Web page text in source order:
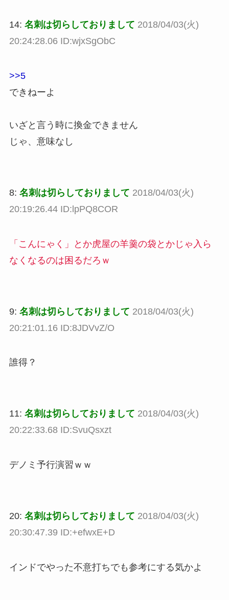
14: 名刺は切らしておりまして 2018/04/03(火)
20:24:28.06 ID:wjxSgObC
>>5
できねーよ
いざと言う時に換金できません
じゃ、意味なし
8: 名刺は切らしておりまして 2018/04/03(火)
20:19:26.44 ID:lpPQ8COR
「こんにゃく」とか虎屋の羊羹の袋とかじゃ入ら
なくなるのは困るだろｗ
9: 名刺は切らしておりまして 2018/04/03(火)
20:21:01.16 ID:8JDVvZ/O
誰得？
11: 名刺は切らしておりまして 2018/04/03(火)
20:22:33.68 ID:SvuQsxzt
デノミ予行演習ｗｗ
20: 名刺は切らしておりまして 2018/04/03(火)
20:30:47.39 ID:+efwxE+D
インドでやった不意打ちでも参考にする気かよ